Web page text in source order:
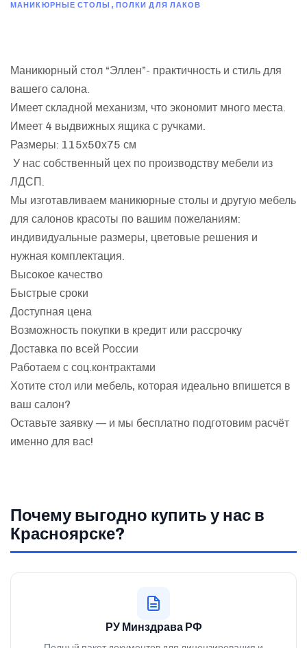
МАНИКЮРНЫЕ СТОЛЫ, ПОЛКИ ДЛЯ ЛАКОВ
Маникюрный стол “Эллен”- практичность и стиль для
вашего салона.
Имеет складной механизм, что экономит много места.
Имеет 4 выдвижных ящика с ручками.
Размеры: 115х50х75 см
У нас собственный цех по производству мебели из
ЛДСП.
Мы изготавливаем маникюрные столы и другую мебель
для салонов красоты по вашим пожеланиям:
индивидуальные размеры, цветовые решения и
нужная комплектация.
Высокое качество
Быстрые сроки
Доступная цена
Возможность покупки в кредит или рассрочку
Доставка по всей России
Работаем с соц.контрактами
Хотите стол или мебель, которая идеально впишется в
ваш салон?
Оставьте заявку — и мы бесплатно подготовим расчёт
именно для вас!
Почему выгодно купить у нас в
Красноярске?
РУ Минздрава РФ